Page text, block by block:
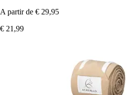
A partir de € 29,95
€ 21,99